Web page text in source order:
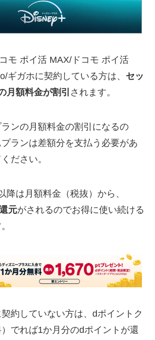
モ ポイ活 MAX/ドコモ ポイ活
ギガホに契約している方は、 セッ
月額料金が割引 されます。
ンの月額料金の割引になるの
ランは差額分を支払う必要があ
ださい。
降は月額料金（税抜）から、
元がされるのでお得に使い続ける
契約していない方は、dポイントク
でれば1か月分のdポイントが還